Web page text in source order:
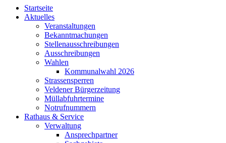
Startseite
Aktuelles
Veranstaltungen
Bekanntmachungen
Stellenausschreibungen
Ausschreibungen
Wahlen
Kommunalwahl 2026
Strassensperren
Veldener Bürgerzeitung
Müllabfuhrtermine
Notrufnummern
Rathaus & Service
Verwaltung
Ansprechpartner